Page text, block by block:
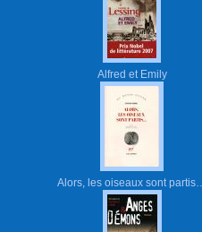
Alfred et Emily
Alors, les oiseaux sont partis…